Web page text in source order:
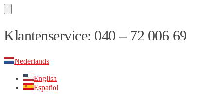
Skip
to
Skip
to
Klantenservice: 040 – 72 006 69
Nederlands
English
Español